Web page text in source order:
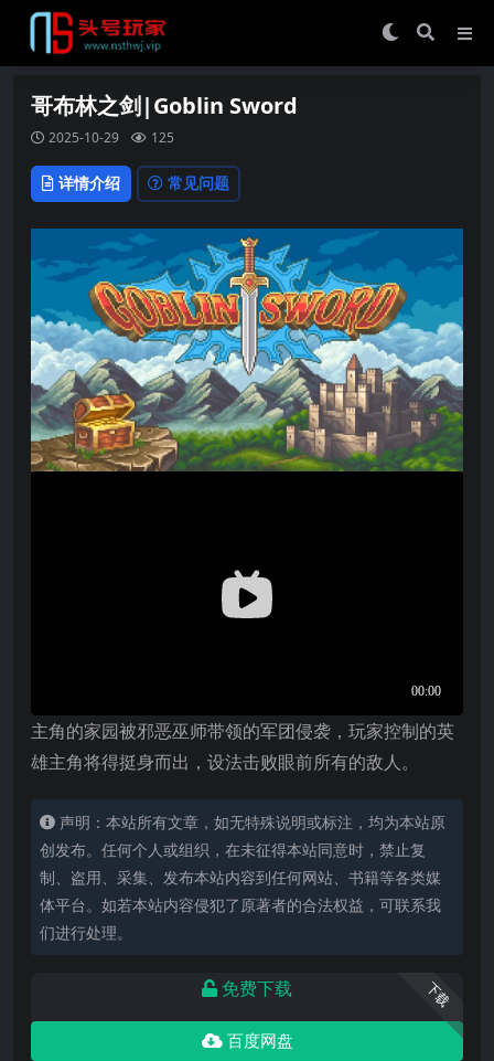
哥布林之剑|Goblin Sword
2025-10-29 125
详情介绍 常见问题
主角的家园被邪恶巫师带领的军团侵袭，玩家控制的英
雄主角将得挺身而出，设法击败眼前所有的敌人。
声明：本站所有文章，如无特殊说明或标注，均为本站原
创发布。任何个人或组织，在未征得本站同意时，禁止复
制、盗用、采集、发布本站内容到任何网站、书籍等各类媒
体平台。如若本站内容侵犯了原著者的合法权益，可联系我
们进行处理。
下载
免费下载
百度网盘